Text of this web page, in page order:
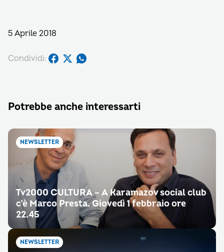
5 Aprile 2018
Condividi:
Potrebbe anche interessarti
NEWSLETTER
Tv2000 CULTURA – A Karamazov social club
c’è Marco Presta. Giovedì 1 febbraio ore
22.45
NEWSLETTER